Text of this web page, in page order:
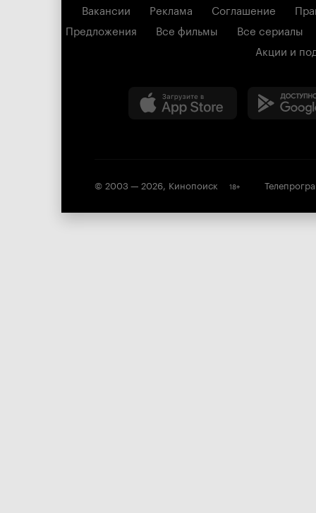
Вакансии Реклама Соглашение
Предложения
Все фильмы
Все сериалы
Акции и
© 2003 — 2026, Кинопоиск 18+